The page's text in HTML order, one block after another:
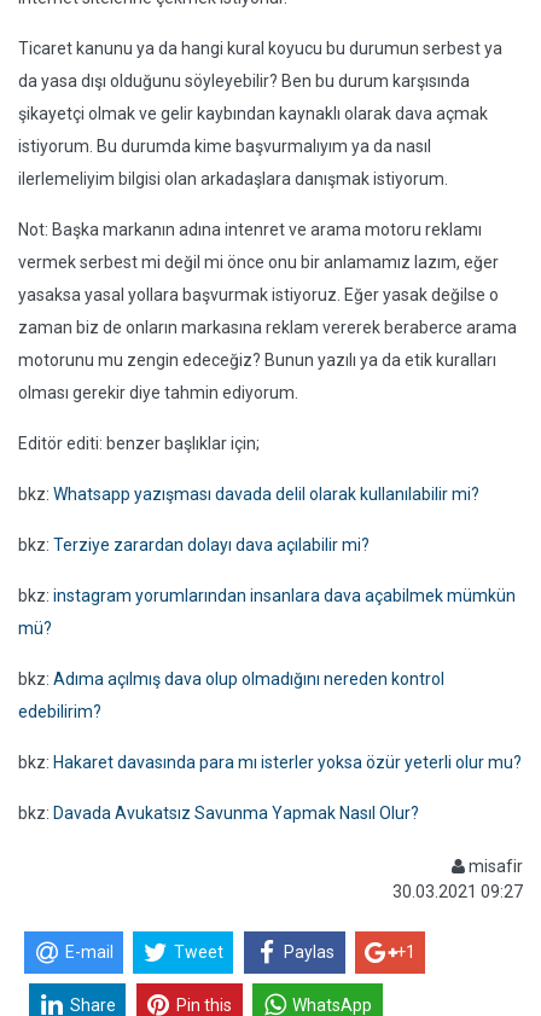
Ticaret kanunu ya da hangi kural koyucu bu durumun serbest ya
da yasa dışı olduğunu söyleyebilir? Ben bu durum karşısında
şikayetçi olmak ve gelir kaybından kaynaklı olarak dava açmak
istiyorum. Bu durumda kime başvurmalıyım ya da nasıl
ilerlemeliyim bilgisi olan arkadaşlara danışmak istiyorum.
Not: Başka markanın adına intenret ve arama motoru reklamı
vermek serbest mi değil mi önce onu bir anlamamız lazım, eğer
yasaksa yasal yollara başvurmak istiyoruz. Eğer yasak değilse o
zaman biz de onların markasına reklam vererek beraberce arama
motorunu mu zengin edeceğiz? Bunun yazılı ya da etik kuralları
olması gerekir diye tahmin ediyorum.
Editör editi: benzer başlıklar için;
bkz: Whatsapp yazışması davada delil olarak kullanılabilir mi?
bkz: Terziye zarardan dolayı dava açılabilir mi?
bkz: instagram yorumlarından insanlara dava açabilmek mümkün
mü?
bkz: Adıma açılmış dava olup olmadığını nereden kontrol
edebilirim?
bkz: Hakaret davasında para mı isterler yoksa özür yeterli olur mu?
bkz: Davada Avukatsız Savunma Yapmak Nasıl Olur?
misafir
30.03.2021 09:27
E-mail Tweet Paylas +1
Share Pin this WhatsApp